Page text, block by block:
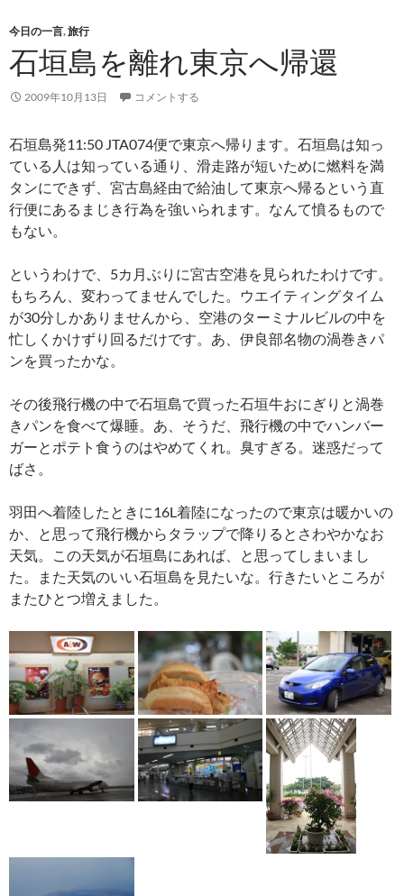
今日の一言,旅行
石垣島を離れ東京へ帰還
2009年10月13日 コメントする
石垣島発11:50 JTA074便で東京へ帰ります。石垣島は知っ
ている人は知っている通り、滑走路が短いために燃料を満
タンにできず、宮古島経由で給油して東京へ帰るという直
行便にあるまじき行為を強いられます。なんて憤るもので
もない。
というわけで、5カ月ぶりに宮古空港を見られたわけです。
もちろん、変わってませんでした。ウエイティングタイム
が30分しかありませんから、空港のターミナルビルの中を
忙しくかけずり回るだけです。あ、伊良部名物の渦巻きパ
ンを買ったかな。
その後飛行機の中で石垣島で買った石垣牛おにぎりと渦巻
きパンを食べて爆睡。あ、そうだ、飛行機の中でハンバー
ガーとポテト食うのはやめてくれ。臭すぎる。迷惑だって
ばさ。
羽田へ着陸したときに16L着陸になったので東京は暖かいの
か、と思って飛行機からタラップで降りるとさわやかなお
天気。この天気が石垣島にあれば、と思ってしまいまし
た。また天気のいい石垣島を見たいな。行きたいところが
またひとつ増えました。